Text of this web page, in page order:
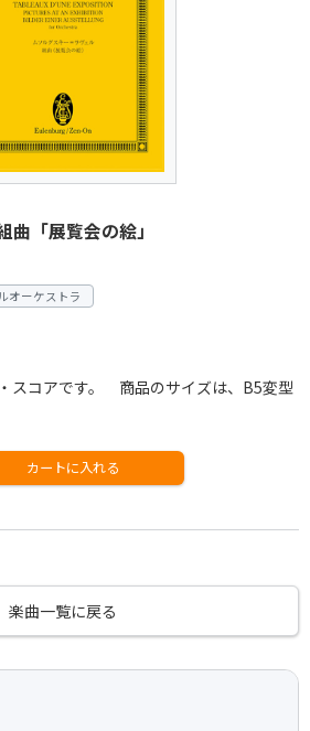
曲「展覧会の絵」
オーケストラ
スコアです。 商品のサイズは、B5変型
カートに入れる
楽曲一覧に戻る